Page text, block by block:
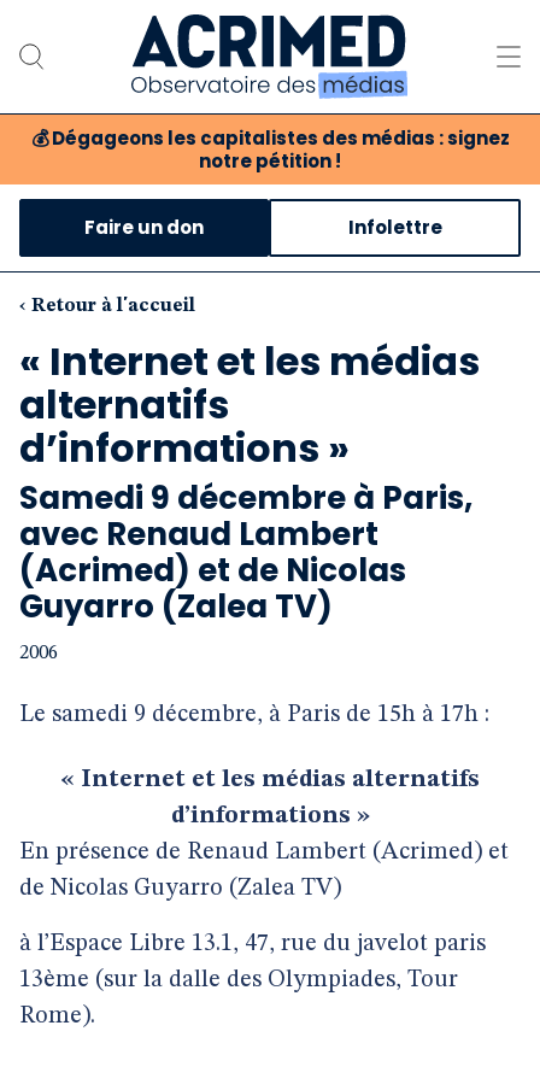
💰 Dégageons les capitalistes des médias : signez
notre pétition !
Notre association
Notre critique des médias
Nos propositions
Notre revue
Boutique
Faire un don Infolettre
‹ Retour à l'accueil
« Internet et les médias
alternatifs
d’informations »
Samedi 9 décembre à Paris,
avec Renaud Lambert
(Acrimed) et de Nicolas
Guyarro (Zalea TV)
2006
Le samedi 9 décembre, à Paris de 15h à 17h :
« Internet et les médias alternatifs
d’informations »
En présence de Renaud Lambert (Acrimed) et
de Nicolas Guyarro (Zalea TV)
à l’Espace Libre 13.1, 47, rue du javelot paris
13ème (sur la dalle des Olympiades, Tour
Rome).